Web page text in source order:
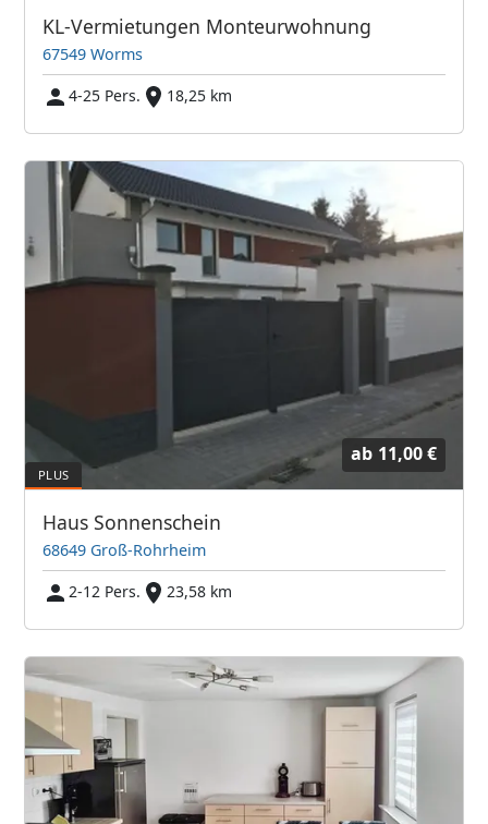
KL-Vermietungen Monteurwohnung
67549 Worms
4-25 Pers.
18,25 km
ab 11,00 €
Haus Sonnenschein
68649 Groß-Rohrheim
2-12 Pers.
23,58 km